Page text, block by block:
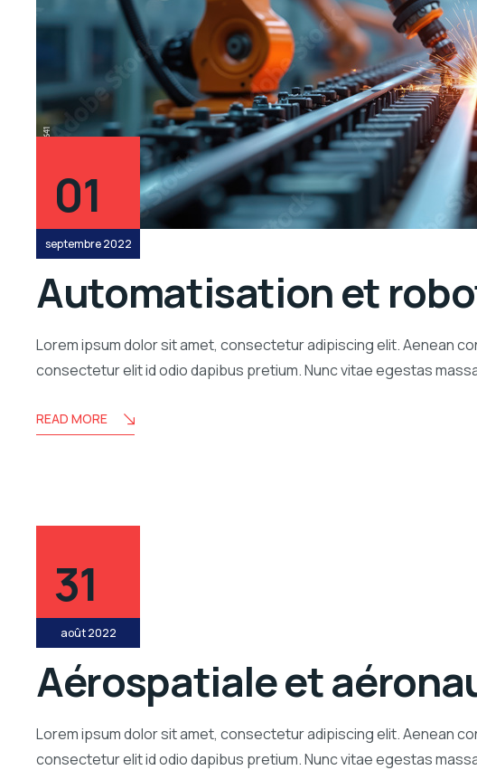
01
septembre 2022
Automatisation et
Lorem ipsum dolor sit amet, consectetur adipiscing elit. Aenean
consectetur elit id odio dapibus pretium. Nunc vitae egestas
READ MORE
31
août 2022
Aérospatiale et
Lorem ipsum dolor sit amet, consectetur adipiscing elit. Aenean
consectetur elit id odio dapibus pretium. Nunc vitae egestas